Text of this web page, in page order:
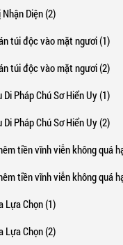
Nhận Diện (2)
túi độc vào mặt ngươi (1)
túi độc vào mặt ngươi (2)
Di Pháp Chú Sơ Hiển Uy (1)
Di Pháp Chú Sơ Hiển Uy (2)
tiền vĩnh viễn không quá
tiền vĩnh viễn không quá
Lựa Chọn (1)
Lựa Chọn (2)